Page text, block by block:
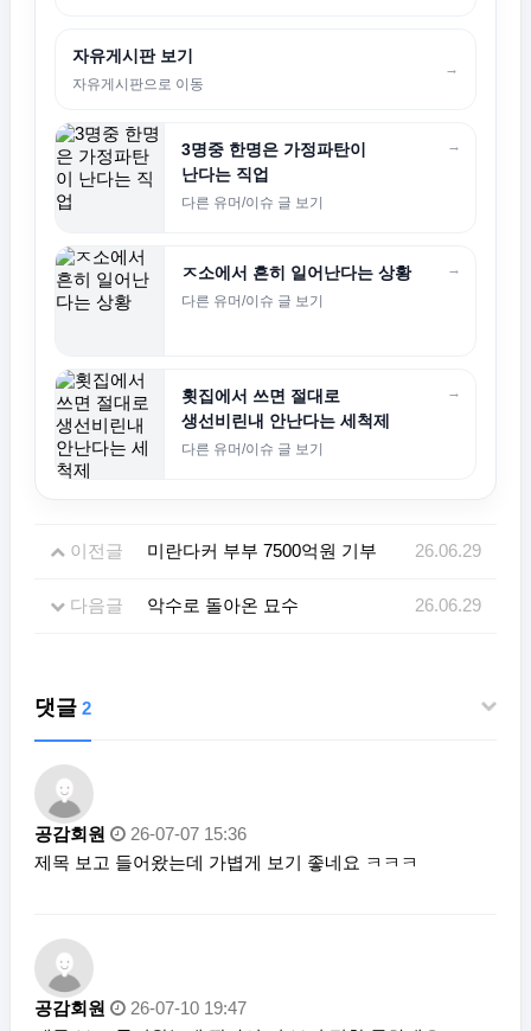
자유게시판 보기
자유게시판으로 이동
→
3명중 한명은 가정파탄이
난다는 직업
다른 유머/이슈 글 보기
→
ㅈ소에서 흔히 일어난다는 상황
다른 유머/이슈 글 보기
→
횟집에서 쓰면 절대로
생선비린내 안난다는 세척제
다른 유머/이슈 글 보기
→
이전글 미란다커 부부 7500억원 기부 26.06.29
다음글 악수로 돌아온 묘수 26.06.29
댓글 2
공감회원
26-07-07 15:36
제목 보고 들어왔는데 가볍게 보기 좋네요 ㅋㅋㅋ
공감회원
26-07-10 19:47